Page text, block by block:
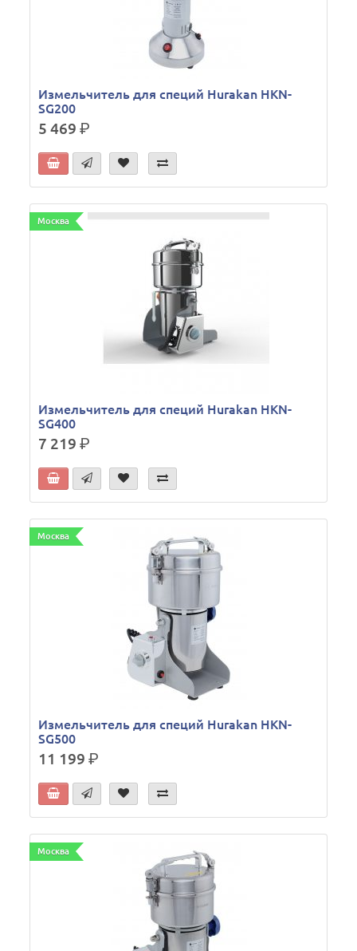
Измельчитель для специй Hurakan HKN-
SG200
5 469р.
Москва
Измельчитель для специй Hurakan HKN-
SG400
7 219р.
Москва
Измельчитель для специй Hurakan HKN-
SG500
11 199р.
Москва